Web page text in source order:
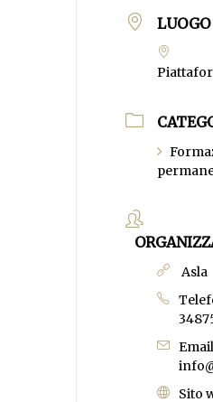
LUOGO
Asla
Email
Sito